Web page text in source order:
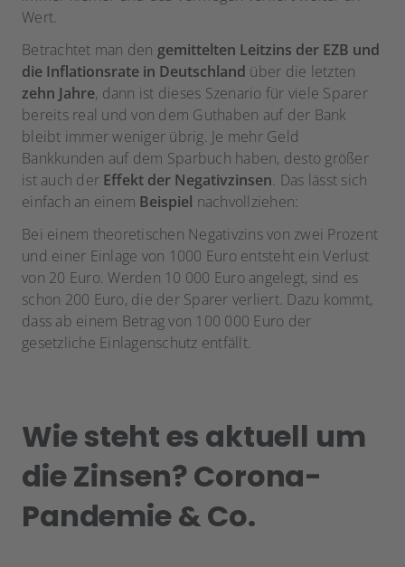
Wert.
Betrachtet man den gemittelten Leitzins der EZB und
die Inflationsrate in Deutschland über die letzten
zehn Jahre, dann ist dieses Szenario für viele Sparer
bereits real und von dem Guthaben auf der Bank
bleibt immer weniger übrig. Je mehr Geld
Bankkunden auf dem Sparbuch haben, desto größer
ist auch der Effekt der Negativzinsen. Das lässt sich
einfach an einem Beispiel nachvollziehen:
Bei einem theoretischen Negativzins von zwei Prozent
und einer Einlage von 1000 Euro entsteht ein Verlust
von 20 Euro. Werden 10 000 Euro angelegt, sind es
schon 200 Euro, die der Sparer verliert. Dazu kommt,
dass ab einem Betrag von 100 000 Euro der
gesetzliche Einlagenschutz entfällt.
Wie steht es aktuell um
die Zinsen? Corona-
Pandemie & Co.